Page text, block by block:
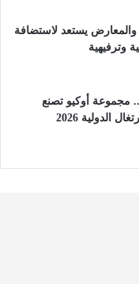
يستعد لاستضافة
وترفيهية
أوكيو تصنع
الدولية 2026